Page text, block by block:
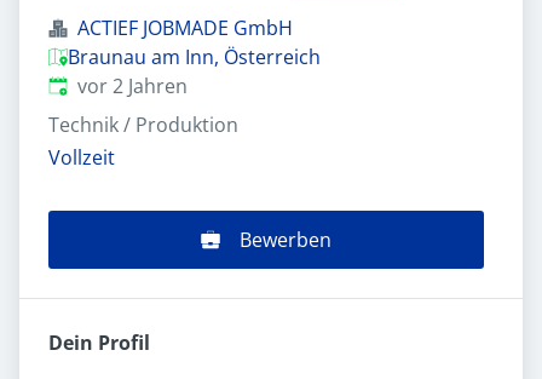
ACTIEF JOBMADE GmbH
Braunau am Inn, Österreich
Veröffentlicht:
vor 2 Jahren
Technik / Produktion
Vollzeit
Bewerben
Dein Profil